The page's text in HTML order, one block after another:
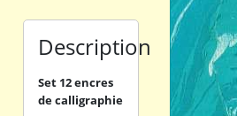
Description
Set 12 encres
de calligraphie